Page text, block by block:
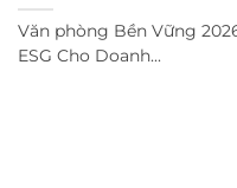
Văn phòng Bền Vững
ESG Cho Doanh...